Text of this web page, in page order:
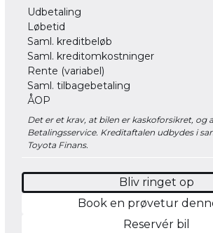
Udbetaling
Løbetid
Saml. kreditbeløb
Saml. kreditomkostninger
Rente (variabel)
Saml. tilbagebetaling
ÅOP
Det er et krav, at bilen er kaskoforsikret, og
Betalingsservice. Kreditaftalen udbydes i
Toyota Finans.
Bliv ringet op
Book en prøvetur
Reservér bil